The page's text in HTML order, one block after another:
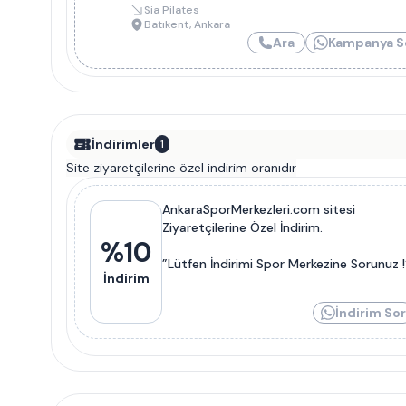
Sia Pilates
Batıkent,Ankara
Ara Kampanya
İndirimler 1
Site ziyaretçilerine özel indirim oranıdır
%10
İndirim
AnkaraSporMerkezleri.com sitesi
Ziyaretçilerine Özel İndirim.
”Lütfen İndirimi Spor Merkezine Sorunuz
İndirim Sor